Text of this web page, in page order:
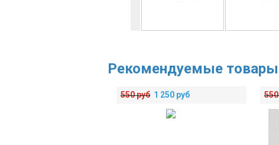
Рекомендуемые товары
550руб 1 250 руб 550